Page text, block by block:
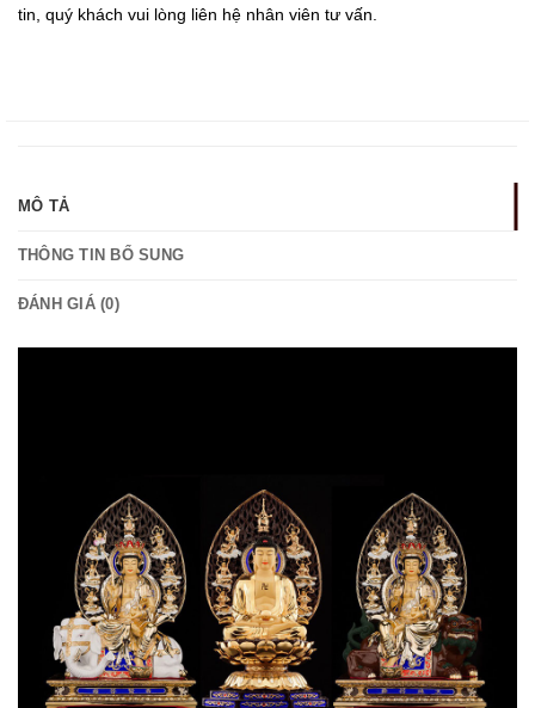
tin, quý khách vui lòng liên hệ nhân viên tư vấn.
MÔ TẢ
THÔNG TIN BỔ SUNG
ĐÁNH GIÁ (0)